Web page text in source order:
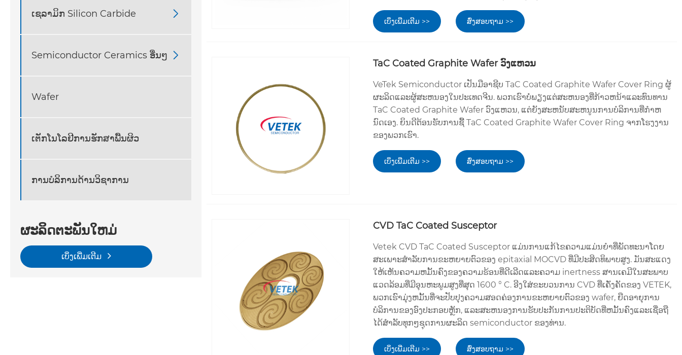
ເຊລາມິກ Silicon Carbide 
Semiconductor Ceramics ອື່ນໆ 
Wafer
ເຕັກໂນໂລຢີການຮັກສາພື້ນຜິວ
ການບໍລິການດ້ານວິຊາການ
ຜະລິດຕະພັນໃຫມ່
ເບິ່ງເພີ່ມເຕີມ
ເບິ່ງເພີ່ມເຕີມ >> ສົ່ງສອບຖາມ >>
TaC Coated Graphite Wafer ວົງແຫວນ
VeTek Semiconductor ເປັນມືອາຊີບ TaC Coated Graphite Wafer Cover Ring ຜູ້
ຜະລິດແລະຜູ້ສະຫນອງໃນປະເທດຈີນ. ພວກເຮົາບໍ່ພຽງແຕ່ສະຫນອງທີ່ກ້າວຫນ້າແລະທົນທານ
TaC Coated Graphite Wafer ວົງແຫວນ, ແຕ່ຍັງສະຫນັບສະຫນູນການບໍລິການທີ່ກໍາຫ
ນົດເອງ. ຍິນດີຕ້ອນຮັບການຊື້ TaC Coated Graphite Wafer Cover Ring ຈາກໂຮງງານ
ຂອງພວກເຮົາ.
ເບິ່ງເພີ່ມເຕີມ >> ສົ່ງສອບຖາມ >>
CVD TaC Coated Susceptor
Vetek CVD TaC Coated Susceptor ແມ່ນການແກ້ໄຂຄວາມແມ່ນຍໍາທີ່ພັດທະນາໂດຍ
ສະເພາະສໍາລັບການຂະຫຍາຍຕົວຂອງ epitaxial MOCVD ທີ່ມີປະສິດທິພາບສູງ. ມັນສະແດງ
ໃຫ້ເຫັນຄວາມຫມັ້ນຄົງຂອງຄວາມຮ້ອນທີ່ດີເລີດແລະຄວາມ inertness ສານເຄມີໃນສະພາບ
ແວດລ້ອມທີ່ມີອຸນຫະພູມສູງທີ່ສຸດ 1600 ° C. ອີງໃສ່ຂະບວນການ CVD ທີ່ເຄັ່ງຄັດຂອງ VETEK,
ພວກເຮົາມຸ່ງຫມັ້ນທີ່ຈະປັບປຸງຄວາມສອດຄ່ອງການຂະຫຍາຍຕົວຂອງ wafer, ຍືດອາຍຸການ
ບໍລິການຂອງອົງປະກອບຫຼັກ, ແລະສະຫນອງການຮັບປະກັນການປະຕິບັດທີ່ຫມັ້ນຄົງແລະເຊື່ອຖື
ໄດ້ສໍາລັບທຸກໆຊຸດການຜະລິດ semiconductor ຂອງທ່ານ.
ເບິ່ງເພີ່ມເຕີມ >> ສົ່ງສອບຖາມ >>